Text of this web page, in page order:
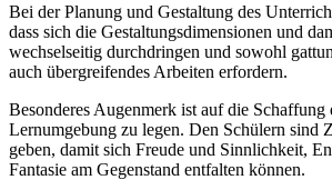
Bei der Planung und Gestaltung des
dass sich die Gestaltungsdimensionen und
wechselseitig durchdringen und sowohl
auch übergreifendes Arbeiten erfordern.
Besonderes Augenmerk ist auf die Schaffung
Lernumgebung zu legen. Den Schülern sind
geben, damit sich Freude und Sinnlichkeit,
Fantasie am Gegenstand entfalten können.